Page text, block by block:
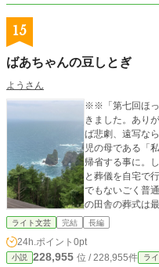
15
ばあちゃんの豆しとぎ
ようさん
※※「第七回ほっ
きました。ありがとうご
ば悲劇、遠写な
児の母である「
帰省する事に。
と葬儀を自宅で
でもないごく普
の田舎の葬式は
な事できるの？？？ しかも平日ど真ん中で療育の必
山積み。 １８歳まで過ごした実家、懐かしい顔ーーだが三
世代六人が寝泊
ライト文芸 完結 長編
24h.ポイント 0pt
小説 228,955 位 / 228,955件 ラ